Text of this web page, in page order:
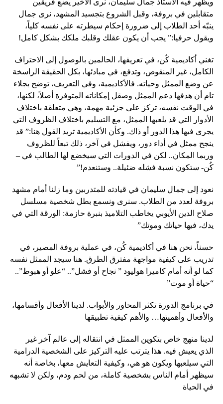
ويظهر فيه الأستاذ جمال سليمان، نرى الأخير يضع فريقين
متقابلين في بروفة، وقبل الشروع بتجسيد المشهد، نرى جمال
ينبّه أحد الطلاب إلى ضرورة إحكام سيطرته على نفسه كلياً،
ويقول حرفيا:” يجب أن يكون عقلك وقلبك ملكك بشكل كامل!
تغني أكاديمية كُن، في تعريفها، الحالمين بالوصول إلى الاحتراف
الكامل، غير المنقوص، وتدفع، في مبادئها، بكل الحقيقة الراسخة
عن وضع الممثل وحياته. فالأكاديمية، وفي التعريف، توضح بجلاء
تام أن هدفها دعم الممثل وصقل إمكاناته المتوفرة أصلاً، لكنها،
في الوقت نفسه، تركز على جزئية مهمة، وهي متعلقة باختلاف
الأدوار التي قد يلعبها الممثل، مع التسليم باختلاف الظروف التي
يجرى فيها هذا الدور أو ذاك. وكأن الأكاديمية تريد القول هنا:” قد
ينجح ممثل في أداء دور، ويفشل في آخر، ذلك تبعاً للظروف
وربما المكان.. لكن في الدورات التي سيخضع لها الطالب في –
كُن- ستكون نسبة فشله ضئيلة.. وستنعدم!”
نعود إلى جمال سليمان في قيادته للمتدربين وما زلنا أمام مشهد
بروفة لعدد من الطلاب. سنرى ونسمع بطل شخصية مسلسل
صلاح الدين الأيوبي يخاطب التلاميذ بنبرة حازمة: الورقة التي في
يدك، فيها حياتك وموتك”
حسناً، نحن هنا في أكاديمية كُن، في عملية بروفة المصير، في
تدريب على كيفية مواجهة مفترق الطرق. هنا سيجد الممثل نفسه
كما لو أنه أمام كاميرا هوليود ” نجاح أو فشل”.. “علو أو هبوط”..
“حياة أو موت”
في برنامج الدورة تكثر المحاور والأبواب. لدينا الأفعال وأقسامها،
والأفعال وأهميتها… والأهم كيفية تطبيقها
لدينا منهج خاص بتكوين الممثل في انتقاله إلى عالم آخر غير
الذي يعيش فيه. هذا يترتب عليه التركيز على الشخصية الدرامية
التي سيلعبها ويكون هو هي، وكيفية التعايش معها، بخاصة أنه
سيظهر أمام الناس بشخصية كاملة، من لحم ودم، ولكن لا تشبهه
في الحياة